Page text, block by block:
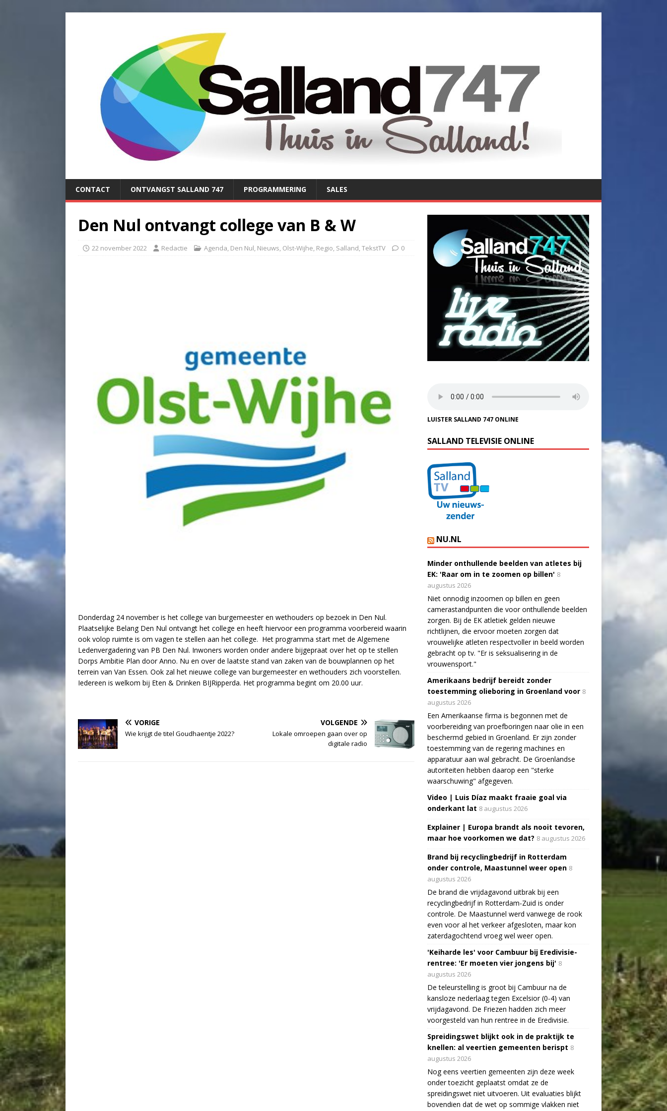
CONTACT ONTVANGST SALLAND 747 PROGRAMMERING SALES
Den Nul ontvangt college van B & W
22 november 2022 Redactie Agenda, Den Nul, Nieuws, Olst-Wijhe, Regio, Salland,TekstTV 0
Donderdag 24 november is het college van burgemeester en wethouders op bezoek in Den Nul.
Plaatselijke Belang Den Nul ontvangt het college en heeft hiervoor een programma voorbereid waarin
ook volop ruimte is om vagen te stellen aan het college. Het programma start met de Algemene
Ledenvergadering van PB Den Nul. Inwoners worden onder andere bijgepraat over het op te stellen
Dorps Ambitie Plan door Anno. Nu en over de laatste stand van zaken van de bouwplannen op het
terrein van Van Essen. Ook zal het nieuwe college van burgemeester en wethouders zich voorstellen.
Iedereen is welkom bij Eten & Drinken BIJRipperda. Het programma begint om 20.00 uur.
VORIGE
Wie krijgt de titel Goudhaentje 2022?
VOLGENDE
Lokale omroepen gaan over op
digitale radio
LUISTER SALLAND 747 ONLINE
SALLAND TELEVISIE ONLINE
NU.NL
Minder onthullende beelden van atletes bij
EK: 'Raar om in te zoomen op billen' 8
augustus 2026
Niet onnodig inzoomen op billen en geen
camerastandpunten die voor onthullende beelden
zorgen. Bij de EK atletiek gelden nieuwe
richtlijnen, die ervoor moeten zorgen dat
vrouwelijke atleten respectvoller in beeld worden
gebracht op tv. "Er is seksualisering in de
vrouwensport."
Amerikaans bedrijf bereidt zonder
toestemming olieboring in Groenland voor 8
augustus 2026
Een Amerikaanse firma is begonnen met de
voorbereiding van proefboringen naar olie in een
beschermd gebied in Groenland. Er zijn zonder
toestemming van de regering machines en
apparatuur aan wal gebracht. De Groenlandse
autoriteiten hebben daarop een "sterke
waarschuwing" afgegeven.
Video | Luis Díaz maakt fraaie goal via
onderkant lat 8 augustus 2026
Explainer | Europa brandt als nooit tevoren,
maar hoe voorkomen we dat? 8 augustus 2026
Brand bij recyclingbedrijf in Rotterdam
onder controle, Maastunnel weer open 8
augustus 2026
De brand die vrijdagavond uitbrak bij een
recyclingbedrijf in Rotterdam-Zuid is onder
controle. De Maastunnel werd vanwege de rook
even voor al het verkeer afgesloten, maar kon
zaterdagochtend vroeg wel weer open.
'Keiharde les' voor Cambuur bij Eredivisie-
rentree: 'Er moeten vier jongens bij' 8
augustus 2026
De teleurstelling is groot bij Cambuur na de
kansloze nederlaag tegen Excelsior (0-4) van
vrijdagavond. De Friezen hadden zich meer
voorgesteld van hun rentree in de Eredivisie.
Spreidingswet blijkt ook in de praktijk te
knellen: al veertien gemeenten berispt 8
augustus 2026
Nog eens veertien gemeenten zijn deze week
onder toezicht geplaatst omdat ze de
spreidingswet niet uitvoeren. Uit evaluaties blijkt
bovendien dat de wet op sommige vlakken niet